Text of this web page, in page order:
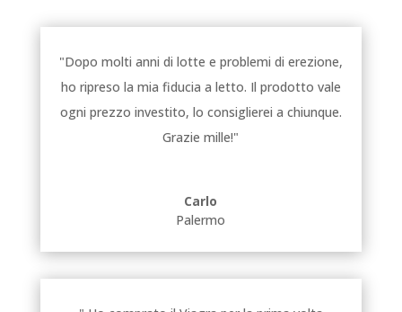
"Dopo molti anni di lotte e problemi di erezione,
ho ripreso la mia fiducia a letto. Il prodotto vale
ogni prezzo investito, lo consiglierei a chiunque.
Grazie mille!"
Carlo
Palermo